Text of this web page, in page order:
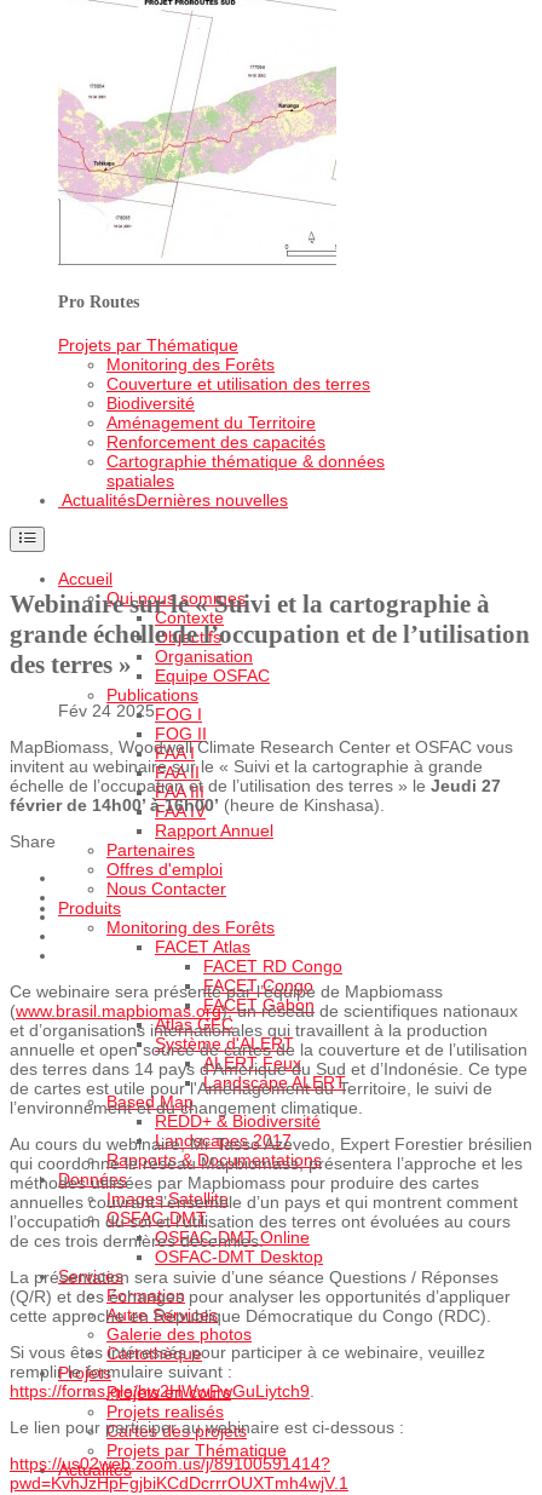
Pro Routes
Projets par Thématique
Monitoring des Forêts
Couverture et utilisation des terres
Biodiversité
Aménagement du Territoire
Renforcement des capacités
Cartographie thématique & données
spatiales
ActualitésDernières nouvelles
Accueil
Qui nous sommes
Contexte
Objectifs
Organisation
Equipe OSFAC
Publications
FOG I
FOG II
FAA I
FAA II
FAA III
FAA IV
Rapport Annuel
Partenaires
Offres d'emploi
Nous Contacter
Produits
Monitoring des Forêts
FACET Atlas
FACET RD Congo
FACET Congo
FACET Gabon
Atlas GFC
Système d'ALERT
ALERT Feux
Landscape ALERT
Based Map
REDD+ & Biodiversité
Landscapes 2017
Rapports & Documentations
Données
Images Satellite
OSFAC-DMT
OSFAC-DMT Online
OSFAC-DMT Desktop
Services
Formation
Autre Services
Galerie des photos
Cartothèque
Projets
Projets en cours
Projets realisés
Cartes des projets
Projets par Thématique
Actualités
Webinaire sur le « Suivi et la cartographie à
grande échelle de l’occupation et de l’utilisation
des terres »
Fév 24 2025
MapBiomass, Woodwell Climate Research Center et OSFAC vous
invitent au webinaire sur le « Suivi et la cartographie à grande
échelle de l’occupation et de l’utilisation des terres » le Jeudi 27
février de 14h00’ à 16h00’ (heure de Kinshasa).
Share
Ce webinaire sera présenté par l’équipe de Mapbiomass
(www.brasil.mapbiomas.org), un réseau de scientifiques nationaux
et d’organisations internationales qui travaillent à la production
annuelle et open source de cartes de la couverture et de l’utilisation
des terres dans 14 pays d’Amérique du Sud et d’Indonésie. Ce type
de cartes est utile pour l'Aménagement du Territoire, le suivi de
l’environnement et du changement climatique.
Au cours du webinaire, Mr Tasso Azevedo, Expert Forestier brésilien
qui coordonne le réseau Mapbiomass, présentera l’approche et les
méthodes utilisées par Mapbiomass pour produire des cartes
annuelles couvrant l’ensemble d’un pays et qui montrent comment
l’occupation du sol et l’utilisation des terres ont évoluées au cours
de ces trois dernières décennies.
La présentation sera suivie d’une séance Questions / Réponses
(Q/R) et des échanges pour analyser les opportunités d’appliquer
cette approche en République Démocratique du Congo (RDC).
Si vous êtes intéressés pour participer à ce webinaire, veuillez
remplir le formulaire suivant :
https://forms.gle/hw2HWwPwGuLiytch9.
Le lien pour participer au webinaire est ci-dessous :
https://us02web.zoom.us/j/89100591414?
pwd=KvhJzHpFgjbiKCdDcrrrOUXTmh4wjV.1